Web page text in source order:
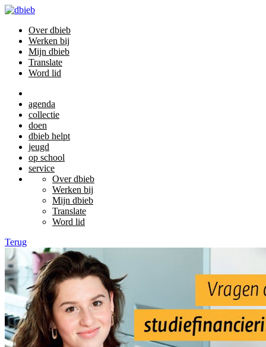
Over dbieb
Werken bij
Mijn dbieb
Translate
Word lid
agenda
collectie
doen
dbieb helpt
jeugd
op school
service
Over dbieb
Werken bij
Mijn dbieb
Translate
Word lid
Terug